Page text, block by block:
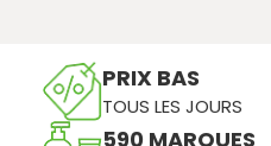
PRIX BAS
TOUS LES JOURS
590 MARQUES